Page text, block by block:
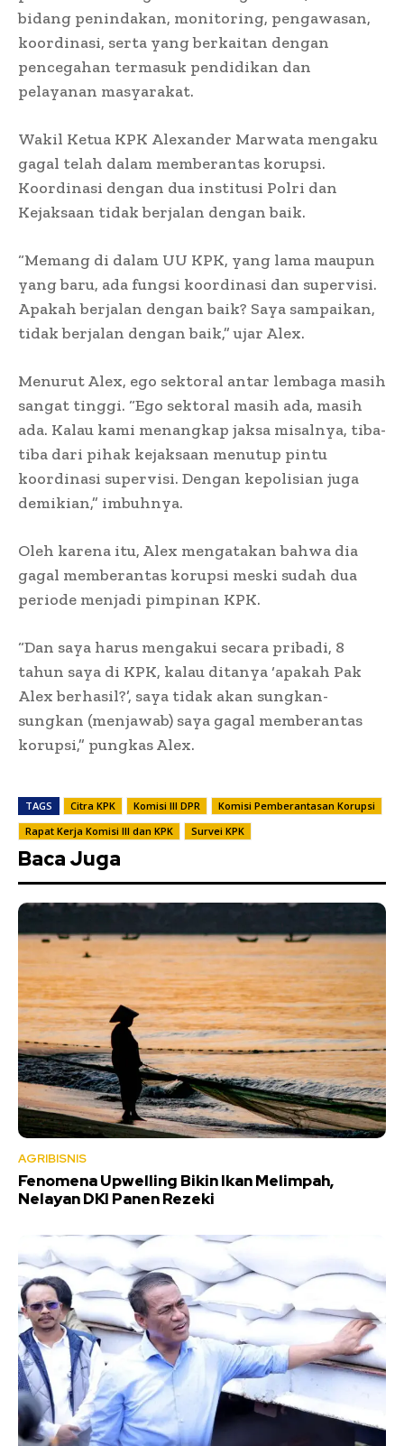
bidang penindakan, monitoring, pengawasan,
koordinasi, serta yang berkaitan dengan
pencegahan termasuk pendidikan dan
pelayanan masyarakat.
Wakil Ketua KPK Alexander Marwata mengaku
gagal telah dalam memberantas korupsi.
Koordinasi dengan dua institusi Polri dan
Kejaksaan tidak berjalan dengan baik.
“Memang di dalam UU KPK, yang lama maupun
yang baru, ada fungsi koordinasi dan supervisi.
Apakah berjalan dengan baik? Saya sampaikan,
tidak berjalan dengan baik,” ujar Alex.
Menurut Alex, ego sektoral antar lembaga masih
sangat tinggi. “Ego sektoral masih ada, masih
ada. Kalau kami menangkap jaksa misalnya, tiba-
tiba dari pihak kejaksaan menutup pintu
koordinasi supervisi. Dengan kepolisian juga
demikian,” imbuhnya.
Oleh karena itu, Alex mengatakan bahwa dia
gagal memberantas korupsi meski sudah dua
periode menjadi pimpinan KPK.
“Dan saya harus mengakui secara pribadi, 8
tahun saya di KPK, kalau ditanya ‘apakah Pak
Alex berhasil?’, saya tidak akan sungkan-
sungkan (menjawab) saya gagal memberantas
korupsi,” pungkas Alex.
TAGS Citra KPK Komisi III DPR
Komisi Pemberantasan Korupsi
Rapat Kerja Komisi III dan KPK
Survei KPK
Baca Juga
AGRIBISNIS
Fenomena Upwelling Bikin Ikan Melimpah,
Nelayan DKI Panen Rezeki